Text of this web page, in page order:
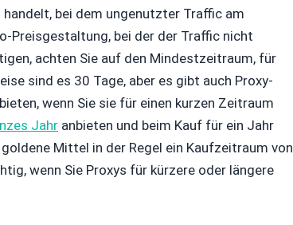
bei dem ungenutzter Traffic am
Preisgestaltung, bei der der Traffic nicht
achten Sie auf den Mindestzeitraum, für
sind es 30 Tage, aber es gibt auch Proxy-
wenn Sie sie für einen kurzen Zeitraum
Jahr anbieten und beim Kauf für ein Jahr
Mittel in der Regel ein Kaufzeitraum von
wenn Sie Proxys für kürzere oder längere